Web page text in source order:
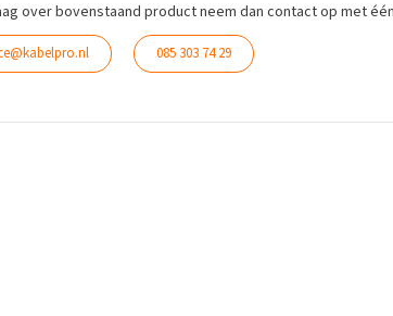
over bovenstaand product neem dan contact op met
085 303 74 29